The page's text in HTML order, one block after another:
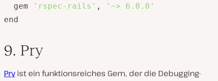
  gem
'rspec-rails' ,
'~> 6.0.0'
end
9. Pry
Pryist ein funktionsreiches Gem, der die Debugging-